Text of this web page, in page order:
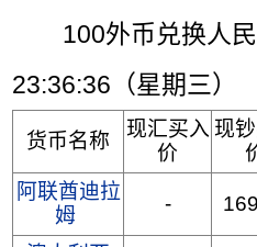
100外币兑换人民
23:36:36（星期三）
货币名称
现汇买入
价
现
阿联酋迪拉
姆
-